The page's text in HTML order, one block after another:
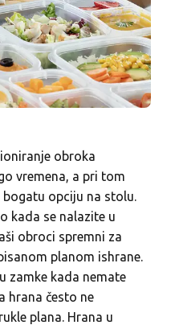
obroka
vremena, a pri tom
opciju na stolu.
kada se nalazite u
obroci spremni za
planom ishrane.
zamke kada nemate
hrana često ne
plana. Hrana u